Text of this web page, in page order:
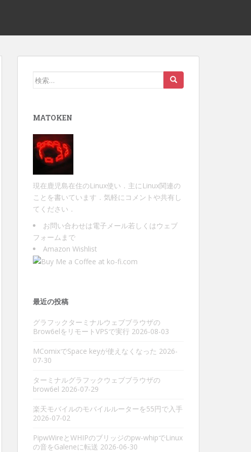
検
MATOKEN
現在鹿児島在住のLinux使い．主にLinux関連の
ことを書いています．気軽にコメントや共有し
てください．
お問い合わせは電子メール若しくは ウェブ
フォーム まで
Amazon Wishlist
最近の投稿
グラフックターミナルウェブブラウザの
Brow6elをリモートVPSで実行 2026-08-03
MComixでSpace keyが使えなくなった 2026-
07-30
ターミナルグラフックウェブブラウザの
brow6el 2026-07-29
楽天モバイルのモバイルルーターを55円で入手
2026-07-02
PipwWireとWHIPのブリッジのpw-whipでLinux
の音をGaleneに転送 2026-06-30